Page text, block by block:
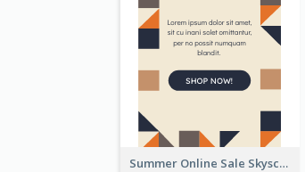
Summer Online Sale Skyscraper Banner